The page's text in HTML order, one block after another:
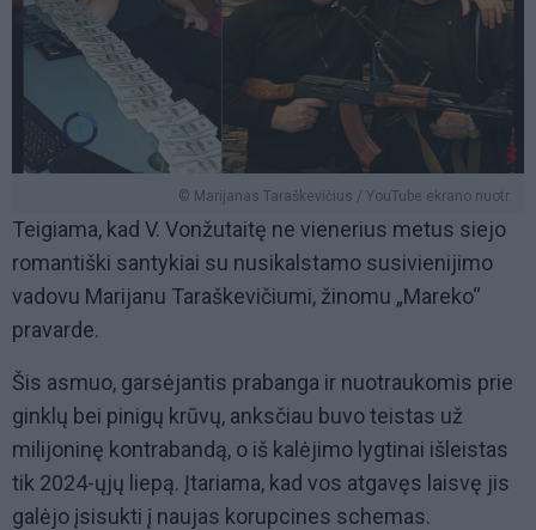
© Marijanas Taraškevičius / YouTube ekrano nuotr.
Teigiama, kad V. Vonžutaitę ne vienerius metus siejo
romantiški santykiai su nusikalstamo susivienijimo
vadovu Marijanu Taraškevičiumi, žinomu „Mareko“
pravarde.
Šis asmuo, garsėjantis prabanga ir nuotraukomis prie
ginklų bei pinigų krūvų, anksčiau buvo teistas už
milijoninę kontrabandą, o iš kalėjimo lygtinai išleistas
tik 2024-ųjų liepą. Įtariama, kad vos atgavęs laisvę jis
galėjo įsisukti į naujas korupcines schemas.